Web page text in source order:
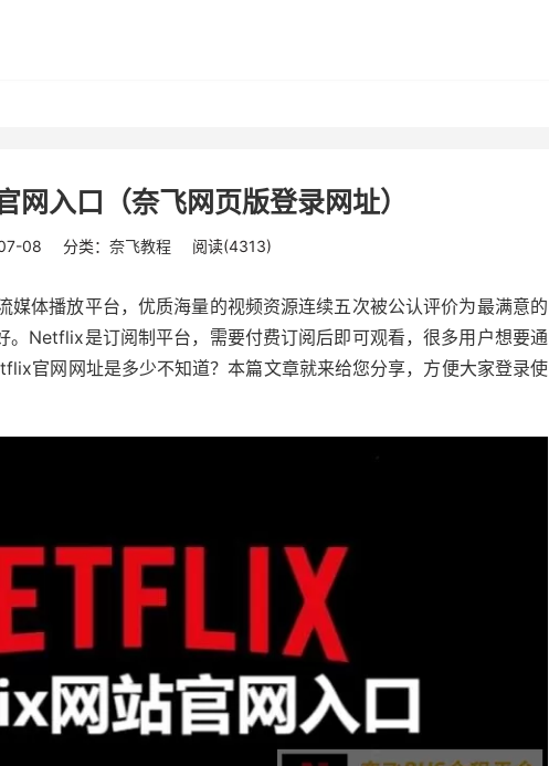
入口（奈飞网页版登录网址）
08 分类： 奈飞教程 阅读(4313)
体播放平台，优质海量的视频资源连续五次被公认评价为最满意的
。Netflix是订阅制平台，需要付费订阅后即可观看，很多用户想要通
官网网址是多少不知道？本篇文章就来给您分享，方便大家登录使